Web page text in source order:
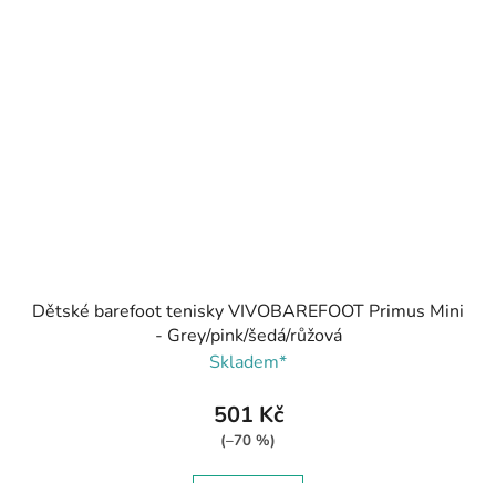
Dětské barefoot tenisky VIVOBAREFOOT Primus Mini
- Grey/pink/šedá/růžová
Skladem*
501 Kč
(–70 %)